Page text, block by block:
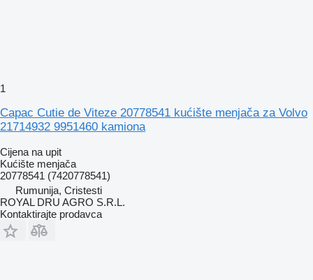
1
Capac Cutie de Viteze 20778541 kućište menjača za Volvo
21714932 9951460 kamiona
Cijena na upit
Kućište menjača
20778541 (7420778541)
Rumunija, Cristesti
ROYAL DRU AGRO S.R.L.
Kontaktirajte prodavca